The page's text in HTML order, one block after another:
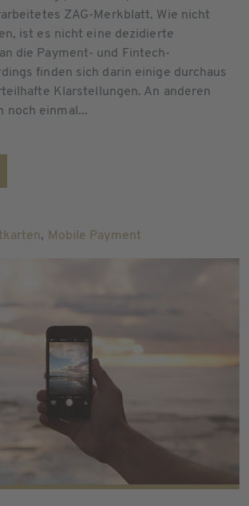
ZAG-Merkblatt. Wie nicht
ist es nicht eine dezidierte
die Payment- und Fintech-
finden sich darin einige durchaus
Klarstellungen. An anderen
noch einmal...
, Mobile Payment